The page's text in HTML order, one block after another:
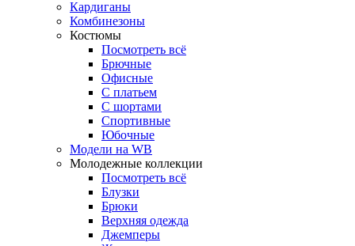
Кардиганы
Комбинезоны
Костюмы
Посмотреть всё
Брючные
Офисные
С платьем
С шортами
Спортивные
Юбочные
Модели на WB
Молодежные коллекции
Посмотреть всё
Блузки
Брюки
Верхняя одежда
Джемперы